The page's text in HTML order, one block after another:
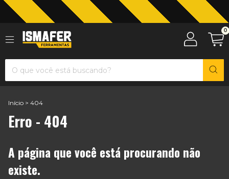
Jardinagem com The Black Tools 0
Início > 404
Erro - 404
A página que você está procurando não
existe.